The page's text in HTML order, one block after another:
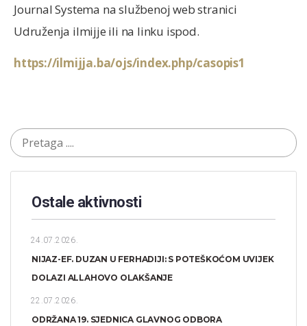
Journal Systema na službenoj web stranici
Udruženja ilmijje ili na linku ispod.
https://ilmijja.ba/ojs/index.php/casopis1
Ostale aktivnosti
24.07.2026.
NIJAZ-EF. DUZAN U FERHADIJI: S POTEŠKOĆOM UVIJEK
DOLAZI ALLAHOVO OLAKŠANJE
22.07.2026.
ODRŽANA 19. SJEDNICA GLAVNOG ODBORA